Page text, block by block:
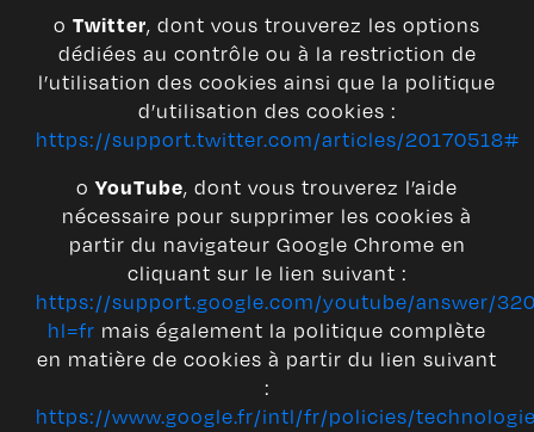
o Twitter, dont vous trouverez les options
dédiées au contrôle ou à la restriction de
l’utilisation des cookies ainsi que la politique
d’utilisation des cookies :
https://support.twitter.com/articles/20170518#
oYouTube, dont vous trouverez l’aide
nécessaire pour supprimer les cookies à
partir du navigateur Google Chrome en
cliquant sur le lien suivant :
https://support.google.com/youtube/answer/
hl=fr mais également la politique complète
en matière de cookies à partir du lien suivant
:
https://www.google.fr/intl/fr/policies/